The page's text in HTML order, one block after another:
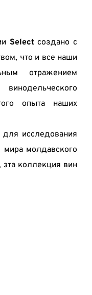
Select создано с
что и все наши
отражением
опыта наших
для исследования
мира молдавского
эта коллекция вин